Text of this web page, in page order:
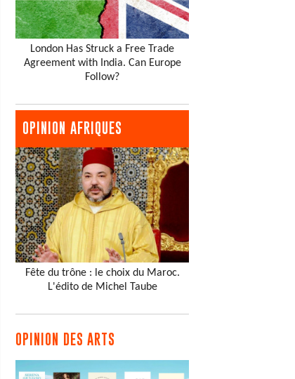
London Has Struck a Free Trade
Agreement with India. Can Europe
Follow?
OPINION AFRIQUES
Fête du trône : le choix du Maroc.
L'édito de Michel Taube
OPINION DES ARTS